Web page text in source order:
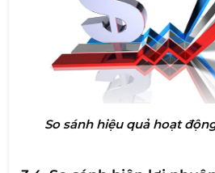
So sánh hiệu quả hoạt